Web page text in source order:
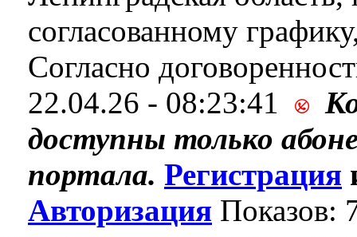
согласованному
Согласно
22.04.26 - 08:23:41
доступны только
портала. Регистрация
Авторизация Показов: